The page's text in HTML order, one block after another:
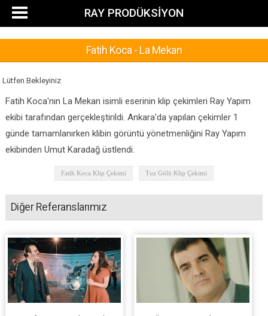
RAY PRODÜKSİYON
Fatih Koca - La Mekan
Lütfen Bekleyiniz
Fatih Koca'nın La Mekan isimli eserinin klip çekimleri Ray Yapım
ekibi tarafından gerçekleştirildi. Ankara'da yapılan çekimler 1
günde tamamlanırken klibin görüntü yönetmenliğini Ray Yapım
ekibinden Umut Karadağ üstlendi.
Fatih Koca Klip Çekimi Tuz Gölü Klip Çekimi
Diğer Referanslarımız